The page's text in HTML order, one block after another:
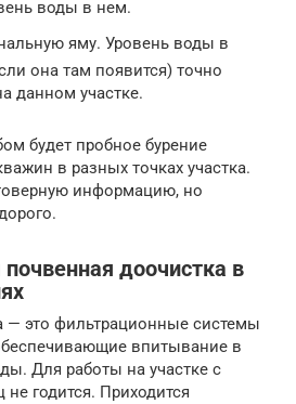
воды в нем.
яму. Уровень воды в
она там появится) точно
данном участке.
будет пробное бурение
в разных точках участка.
информацию, но
почвенная доочистка в
— это фильтрационные системы
впитывание в
Для работы на участке с
годится. Приходится